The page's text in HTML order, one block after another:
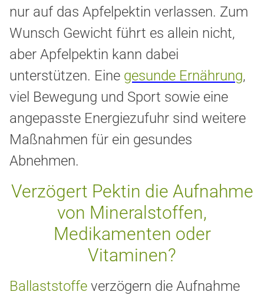
nur auf das Apfelpektin verlassen. Zum
Wunsch Gewicht führt es allein nicht,
aber Apfelpektin kann dabei
unterstützen. Eine gesunde Ernährung,
viel Bewegung und Sport sowie eine
angepasste Energiezufuhr sind weitere
Maßnahmen für ein gesundes
Abnehmen.
Verzögert Pektin die Aufnahme
von Mineralstoffen,
Medikamenten oder
Vitaminen?
Ballaststoffe verzögern die Aufnahme